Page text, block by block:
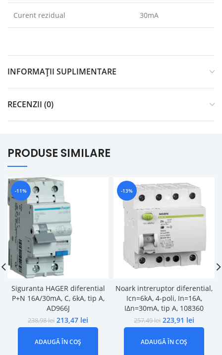
Curent rezidual 30mA
INFORMAȚII SUPLIMENTARE
RECENZII (0)
PRODUSE SIMILARE
-11%
Siguranta HAGER diferential
P+N 16A/30mA, C, 6kA, tip A,
AD966J
238,98lei 213,47 lei
ADAUGĂ ÎN COȘ
-13%
Noark intreruptor diferential,
Icn=6kA, 4-poli, In=16A,
IΔn=30mA, tip A, 108360
257,49lei 223,91 lei
ADAUGĂ ÎN COȘ